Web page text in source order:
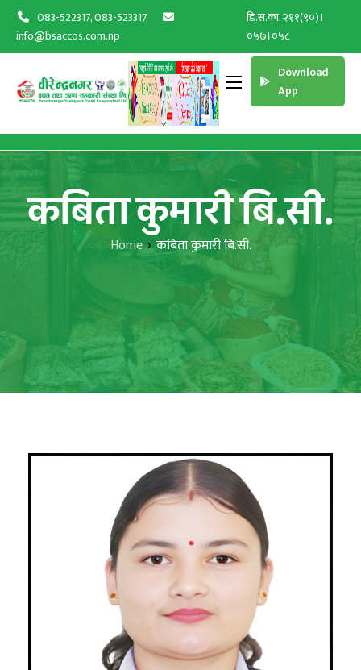
083-522317, 083-523317
info@bsaccos.com.np
डि.स.का. २११(९०)।
०५७।०५८
Download
App
कबिता कुमारी बि.सी.
Home कबिता कुमारी बि.सी.